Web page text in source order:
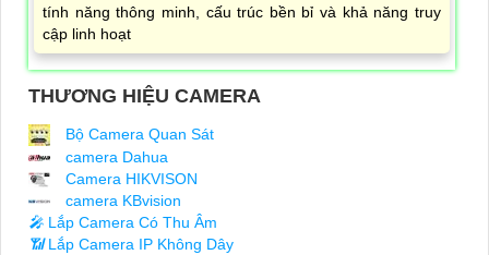
tính năng thông minh, cấu trúc bền bỉ và khả năng truy
cập linh hoạt
THƯƠNG HIỆU CAMERA
Bộ Camera Quan Sát
camera Dahua
Camera HIKVISON
camera KBvision
️🎤️ Lắp Camera Có Thu Âm
📶Lắp Camera IP Không Dây